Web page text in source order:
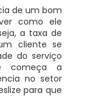
de um bom
como ele
a taxa de
cliente se
do serviço
começa a
no setor
para que